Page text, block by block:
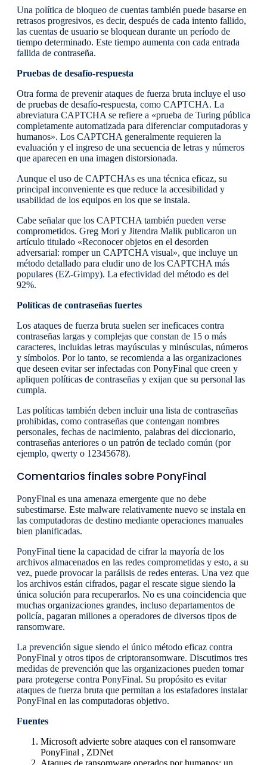
Una política de bloqueo de cuentas también puede basarse en
retrasos progresivos, es decir, después de cada intento fallido,
las cuentas de usuario se bloquean durante un período de
tiempo determinado. Este tiempo aumenta con cada entrada
fallida de contraseña.
Pruebas de desafío-respuesta
Otra forma de prevenir ataques de fuerza bruta incluye el uso
de pruebas de desafío-respuesta, como CAPTCHA. La
abreviatura CAPTCHA se refiere a «prueba de Turing pública
completamente automatizada para diferenciar computadoras y
humanos». Los CAPTCHA generalmente requieren la
evaluación y el ingreso de una secuencia de letras y números
que aparecen en una imagen distorsionada.
Aunque el uso de CAPTCHAs es una técnica eficaz, su
principal inconveniente es que reduce la accesibilidad y
usabilidad de los equipos en los que se instala.
Cabe señalar que los CAPTCHA también pueden verse
comprometidos. Greg Mori y Jitendra Malik publicaron un
artículo titulado «Reconocer objetos en el desorden
adversarial: romper un CAPTCHA visual», que incluye un
método detallado para eludir uno de los CAPTCHA más
populares (EZ-Gimpy). La efectividad del método es del
92%.
Políticas de contraseñas fuertes
Los ataques de fuerza bruta suelen ser ineficaces contra
contraseñas largas y complejas que constan de 15 o más
caracteres, incluidas letras mayúsculas y minúsculas, números
y símbolos. Por lo tanto, se recomienda a las organizaciones
que deseen evitar ser infectadas con PonyFinal que creen y
apliquen políticas de contraseñas y exijan que su personal las
cumpla.
Las políticas también deben incluir una lista de contraseñas
prohibidas, como contraseñas que contengan nombres
personales, fechas de nacimiento, palabras del diccionario,
contraseñas anteriores o un patrón de teclado común (por
ejemplo, qwerty o 12345678).
Comentarios finales sobre PonyFinal
PonyFinal es una amenaza emergente que no debe
subestimarse. Este malware relativamente nuevo se instala en
las computadoras de destino mediante operaciones manuales
bien planificadas.
PonyFinal tiene la capacidad de cifrar la mayoría de los
archivos almacenados en las redes comprometidas y esto, a su
vez, puede provocar la parálisis de redes enteras. Una vez que
los archivos están cifrados, pagar el rescate sigue siendo la
única solución para recuperarlos. No es una coincidencia que
muchas organizaciones grandes, incluso departamentos de
policía, pagaran millones a operadores de diversos tipos de
ransomware.
La prevención sigue siendo el único método eficaz contra
PonyFinal y otros tipos de criptoransomware. Discutimos tres
medidas de prevención que las organizaciones pueden tomar
para protegerse contra PonyFinal. Su propósito es evitar
ataques de fuerza bruta que permitan a los estafadores instalar
PonyFinal en las computadoras objetivo.
Fuentes
Microsoft advierte sobre ataques con el ransomware
PonyFinal , ZDNet